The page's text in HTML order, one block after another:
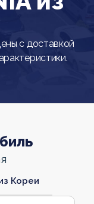
с доставкой
Кореи